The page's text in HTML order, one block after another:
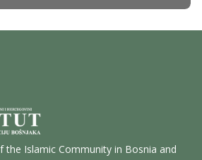
the Islamic Community in Bosnia and